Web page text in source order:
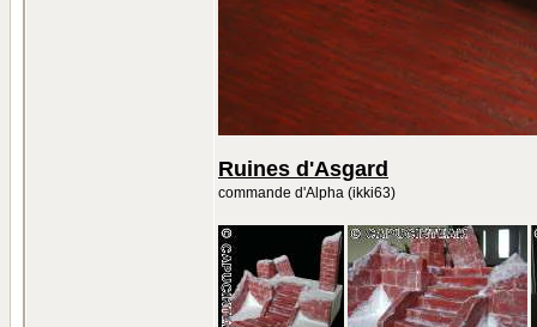
Ruines d'Asgard
commande d'Alpha (ikki63)